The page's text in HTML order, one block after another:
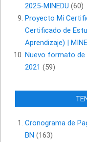
2025-MINEDU (60)
Proyecto Mi
Certificado de
Aprendizaje) |
Nuevo formato de
2021 (59)
Cronograma de
BN (163)